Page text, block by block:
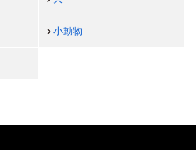
小動物